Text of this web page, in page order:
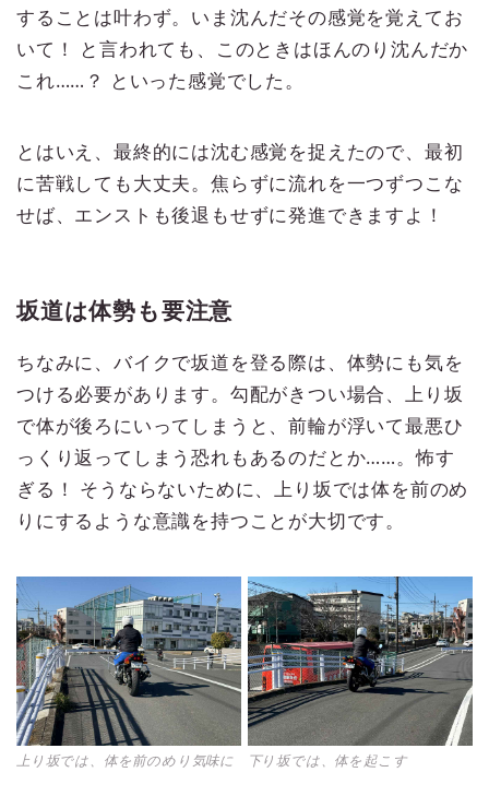
することは叶わず。いま沈んだその感覚を覚えてお
いて！ と言われても、このときはほんのり沈んだか
これ……？ といった感覚でした。
とはいえ、最終的には沈む感覚を捉えたので、最初
に苦戦しても大丈夫。焦らずに流れを一つずつこな
せば、エンストも後退もせずに発進できますよ！
坂道は体勢も要注意
ちなみに、バイクで坂道を登る際は、体勢にも気を
つける必要があります。勾配がきつい場合、上り坂
で体が後ろにいってしまうと、前輪が浮いて最悪ひ
っくり返ってしまう恐れもあるのだとか……。怖す
ぎる！ そうならないために、上り坂では体を前のめ
りにするような意識を持つことが大切です。
上り坂では、体を前のめり気味に 下り坂では、体を起こす